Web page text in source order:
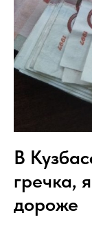
В
гречка,
дороже